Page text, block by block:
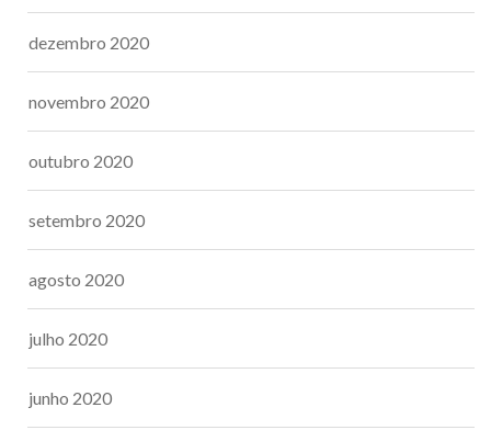
dezembro 2020
novembro 2020
outubro 2020
setembro 2020
agosto 2020
julho 2020
junho 2020